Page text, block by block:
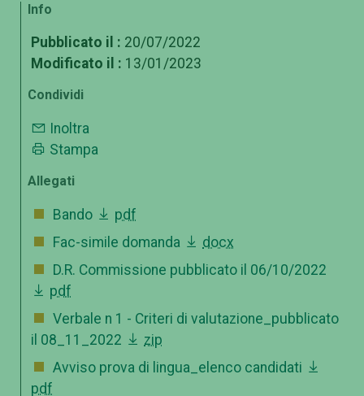
Info
Pubblicato il : 20/07/2022
Modificato il : 13/01/2023
Condividi
Inoltra
Stampa
Allegati
Bando
pdf
Fac-simile domanda
docx
D.R. Commissione pubblicato il 06/10/2022
pdf
Verbale n 1 - Criteri di valutazione_pubblicato
il 08_11_2022
zip
Avviso prova di lingua_elenco candidati
pdf